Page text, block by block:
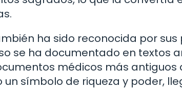
ha sido reconocida por
se ha documentado en textos
médicos más antiguos
símbolo de riqueza y poder,